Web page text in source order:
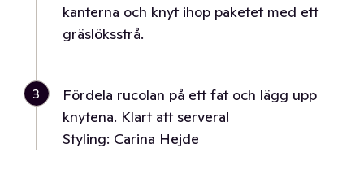
kanterna och knyt ihop paketet med ett
gräslöksstrå.
3
Fördela rucolan på ett fat och lägg upp
knytena. Klart att servera!
Styling: Carina Hejde